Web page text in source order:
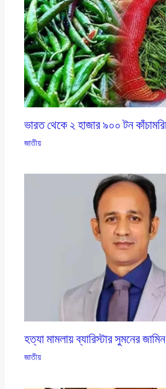
ভারত থেকে ২ হাজার ৯০০ টন
জাতীয়
হত্যা মামলায় ব্যারিস্টার সুমনের
জাতীয়